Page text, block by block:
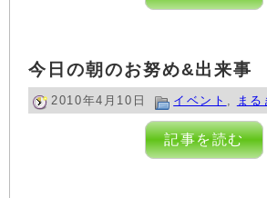
今日の朝のお努め&出来事
2010年4月10日 イベント ま
記事を読む